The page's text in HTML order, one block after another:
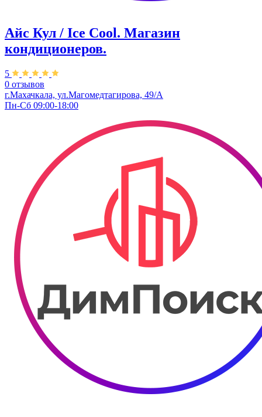
Айс Кул / Ice Cool. Магазин
кондиционеров.
5
0 отзывов
г.Махачкала, ул.Магомедтагирова, 49/А
Пн-Сб 09:00-18:00